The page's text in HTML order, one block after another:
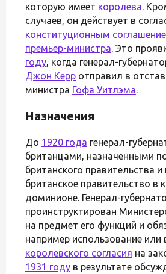
которую имеет королева.
случаев, он действует в
конституционным
премьер-министра. Это
году, когда генерал-
Джон Керр отправил в
министра Гофа Уитлэма.
Назначения
До 1920 года генерал-
британцами, назначенными
британского правительства
британское правительство в
доминионе. Генерал-
проинструктирован
на предмет его функций и
например использование или
королевского согласия на
1931 году в результате